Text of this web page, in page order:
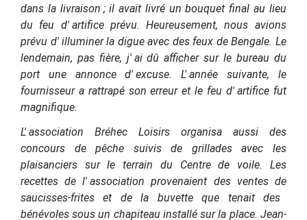
dans la livraison ; il avait livré un bouquet final au lieu
du feu d' artifice prévu. Heureusement, nous avions
prévu d' illuminer la digue avec des feux de Bengale. Le
lendemain, pas fière, j' ai dû afficher sur le bureau du
port une annonce d' excuse.L' année suivante, le
fournisseur a rattrapé son erreur et le feu d' artifice fut
magnifique.
L' association Bréhec Loisirs organisa aussi des
concours de pêche suivis de grillades avec les
plaisanciers sur le terrain du Centre de voile. Les
recettes de l' association provenaient des ventes de
saucisses-frites et de la buvette que tenait des
bénévoles sous un chapiteau installé sur la place. Jean-